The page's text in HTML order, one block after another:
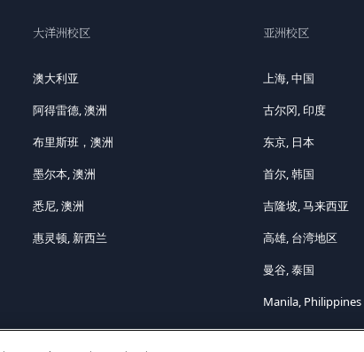
大洋洲校区
澳大利亚
阿得雷德, 澳洲
布里斯班，澳洲
墨尔本, 澳洲
悉尼, 澳洲
惠灵顿, 新西兰
亚洲校区
上海, 中国
古尔冈, 印度
东京, 日本
首尔, 韩国
吉隆坡, 马来西亚
高雄, 台湾地区
曼谷, 泰国
Manila, Philippines